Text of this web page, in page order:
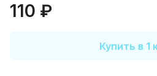
110 ₽
Купить в 1